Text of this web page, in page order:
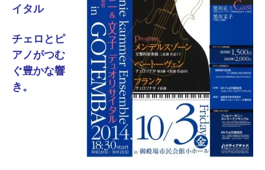
イタル
チェロとピ
アノがつむ
ぐ豊かな響
き。